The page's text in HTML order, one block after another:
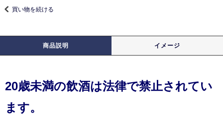
買い物を続ける
商品説明 イメージ
20歳未満の飲酒は法律で禁止されてい
ます。